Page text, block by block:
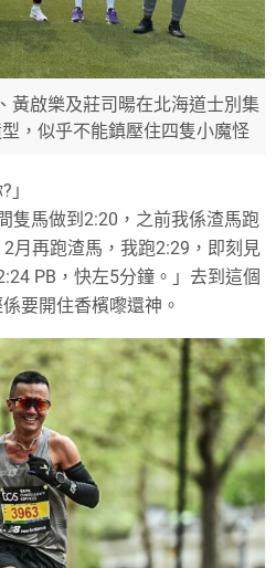
黃啟樂及莊司暘在北海道士別集
，似乎不能鎮壓住四隻小魔怪
」
隻馬做到2:20，之前我係渣馬跑
月再跑渣馬，我跑2:29，即刻見
PB，快左5分鐘。」去到這個
要開住香檳嚟還神。